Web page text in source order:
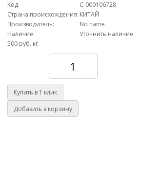
Код:
С-000106728
Страна происхождения: КИТАЙ
Производитель:
No name
Наличие:
Уточнить наличие
500 руб. кг.
Купить в 1 клик
Добавить в корзину